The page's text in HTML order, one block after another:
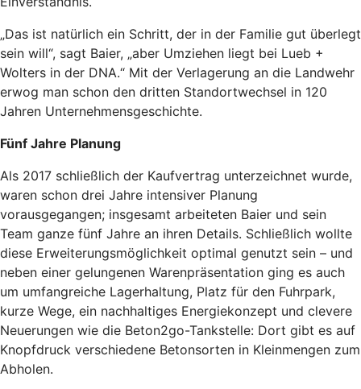
„Das ist natürlich ein Schritt, der in der Familie gut überlegt
sein will“, sagt Baier, „aber Umziehen liegt bei Lueb +
Wolters in der DNA.“ Mit der Verlagerung an die Landwehr
erwog man schon den dritten Standortwechsel in 120
Jahren Unternehmensgeschichte.
Fünf Jahre Planung
Als 2017 schließlich der Kaufvertrag unterzeichnet wurde,
waren schon drei Jahre intensiver Planung
vorausgegangen; insgesamt arbeiteten Baier und sein
Team ganze fünf Jahre an ihren Details. Schließlich wollte
diese Erweiterungsmöglichkeit optimal genutzt sein – und
neben einer gelungenen Warenpräsentation ging es auch
um umfangreiche Lagerhaltung, Platz für den Fuhrpark,
kurze Wege, ein nach­haltiges Energiekonzept und clevere
Neuerungen wie die Beton2go-Tankstelle: Dort gibt es auf
Knopfdruck verschiedene Betonsorten in Kleinmengen zum
Abholen.